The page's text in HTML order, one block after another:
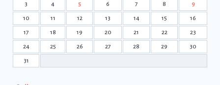
3 4 5 6 7 8 9
10 11 12 13 14 15 16
17 18 19 20 21 22 23
24 25 26 27 28 29 30
31